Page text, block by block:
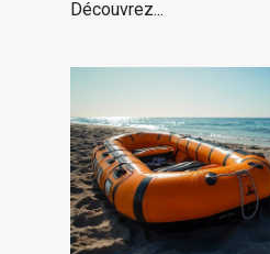
Découvrez...